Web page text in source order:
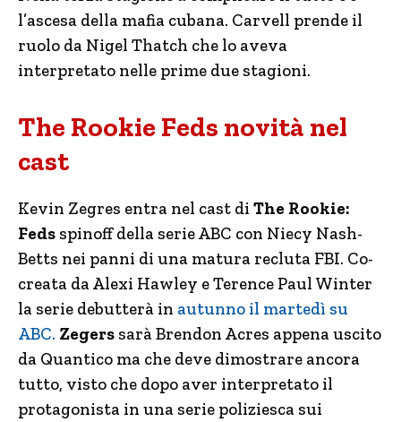
l’ascesa della mafia cubana. Carvell prende il
ruolo da Nigel Thatch che lo aveva
interpretato nelle prime due stagioni.
The Rookie Feds novità nel
cast
Kevin Zegres entra nel cast di The Rookie:
Feds spinoff della serie ABC con Niecy Nash-
Betts nei panni di una matura recluta FBI. Co-
creata da Alexi Hawley e Terence Paul Winter
la serie debutterà in autunno il martedì su
ABC. Zegers sarà Brendon Acres appena uscito
da Quantico ma che deve dimostrare ancora
tutto, visto che dopo aver interpretato il
protagonista in una serie poliziesca sui